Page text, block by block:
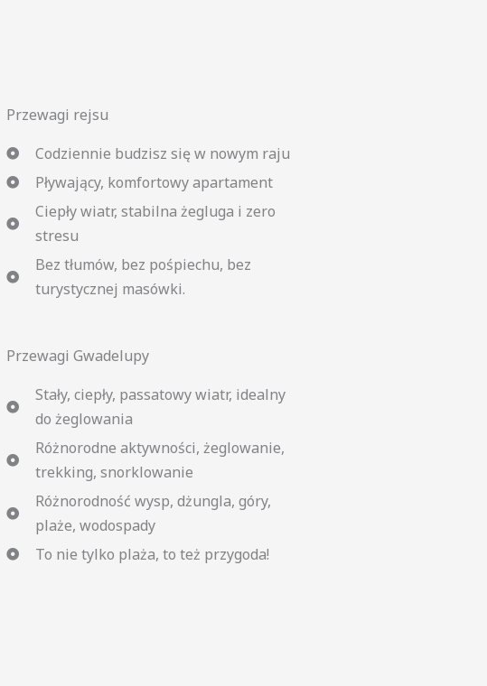
Przewagi rejsu
Codziennie budzisz się w nowym raju
Pływający, komfortowy apartament
Ciepły wiatr, stabilna żegluga i zero
stresu
Bez tłumów, bez pośpiechu, bez
turystycznej masówki.
Przewagi Gwadelupy
Stały, ciepły, passatowy wiatr, idealny
do żeglowania
Różnorodne aktywności, żeglowanie,
trekking, snorklowanie
Różnorodność wysp, dżungla, góry,
plaże, wodospady
To nie tylko plaża, to też przygoda!